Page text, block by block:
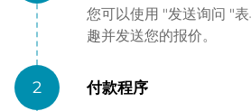
您可以使用 "发送询问 "
趣并发送您的报价。
2 付款程序